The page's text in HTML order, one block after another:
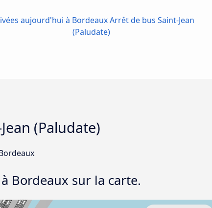
aujourd'hui à Bordeaux Arrêt de bus Saint-Jean
(Paludate)
(Paludate)
Bordeaux sur la carte.